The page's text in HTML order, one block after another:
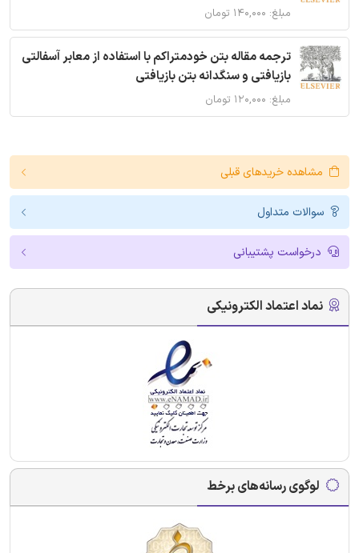
مبلغ: ۱۴۰,۰۰۰ تومان
ترجمه مقاله بتن خودمتراکم با استفاده از معابر آسفالتی
بازیافتی و سنگدانه بتن بازیافتی
مبلغ: ۱۲۰,۰۰۰ تومان
مشاهده خریدهای قبلی
سوالات متداول
درخواست پشتیبانی
نماد اعتماد الکترونیکی
لوگوی رسانه‌های برخط